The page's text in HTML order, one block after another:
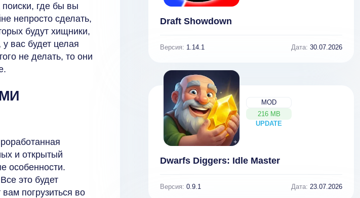
где бы вы
непросто сделать,
будут хищники,
вас будет целая
не делать, то они
и открытый
особенности.
это будет
погрузиться во
Draft Showdown
Версия: 1.14.1 Дата: 30.07.2026
MOD
216 MB
UPDATE
NEW
Dwarfs Diggers: Idle Master
Версия: 0.9.1 Дата: 23.07.2026